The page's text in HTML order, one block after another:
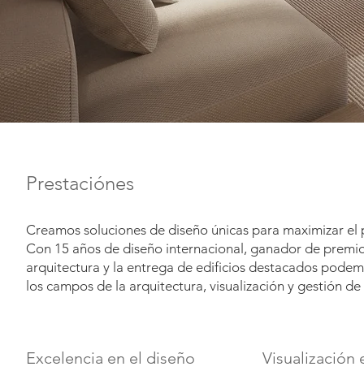
Prestaciónes
Creamos soluciones de diseño únicas para maximizar
Con 15 años de diseño internacional, ganador de
arquitectura y la entrega de edificios destacados
los campos de la arquitectura, visualización y gestión
Excelencia en el diseño Visualización